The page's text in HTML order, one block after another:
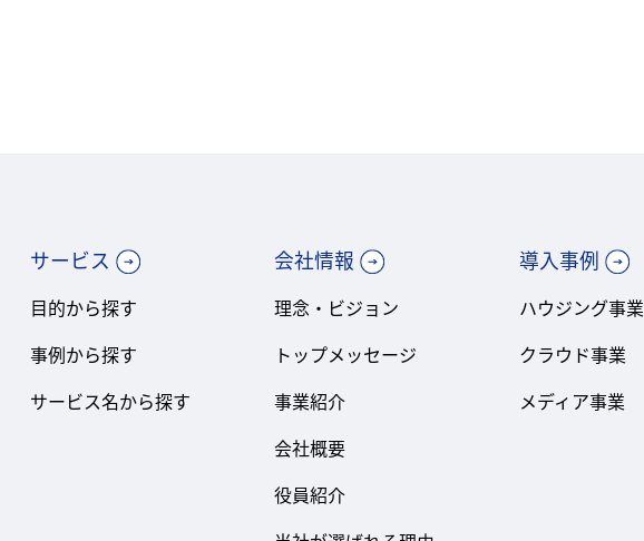
サービス
目的から探す
事例から探す
サービス名から探す
会社情報
理念・ビジョン
トップメッセージ
事業紹介
会社概要
役員紹介
導入事例
ハウジング事業
クラウド事業
メディア事業